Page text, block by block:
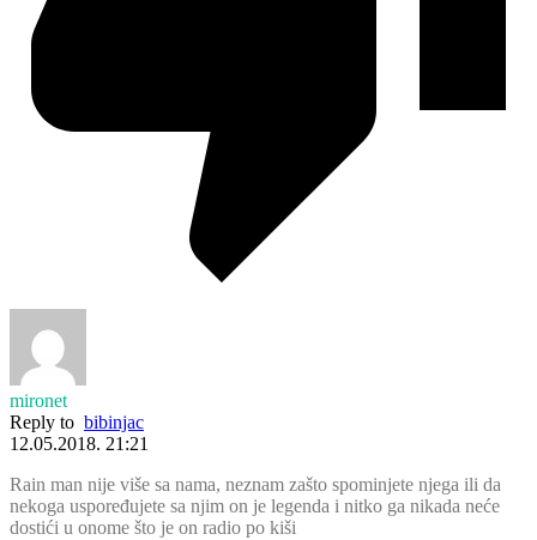
mironet
Reply to bibinjac
12.05.2018. 21:21
Rain man nije više sa nama, neznam zašto spominjete njega ili da
nekoga uspoređujete sa njim on je legenda i nitko ga nikada neće
dostići u onome što je on radio po kiši